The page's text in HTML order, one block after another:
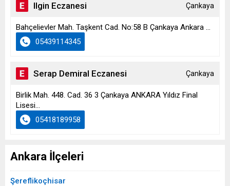
Ilgin Eczanesi Çankaya
Bahçelievler Mah. Taşkent Cad. No:58 B Çankaya Ankara ...
05439114345
Serap Demiral Eczanesi Çankaya
Birlik Mah. 448. Cad. 36 3 Çankaya ANKARA Yıldız Final
Lisesi...
05418189958
Ankara İlçeleri
Şereflikoçhisar